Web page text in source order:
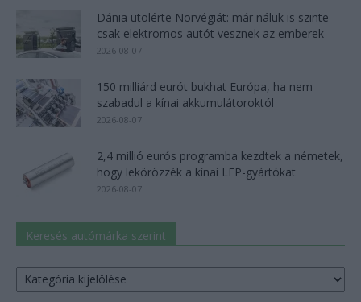
Dánia utolérte Norvégiát: már náluk is szinte
csak elektromos autót vesznek az emberek
2026-08-07
150 milliárd eurót bukhat Európa, ha nem
szabadul a kínai akkumulátoroktól
2026-08-07
2,4 millió eurós programba kezdtek a németek,
hogy lekörözzék a kínai LFP-gyártókat
2026-08-07
Keresés autómárka szerint
Keresés
autómárka